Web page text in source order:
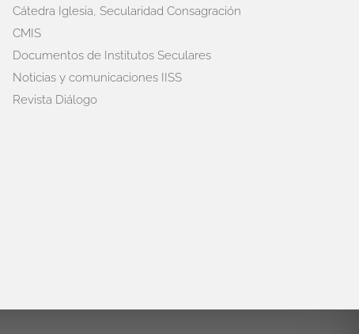
Cátedra Iglesia, Secularidad Consagración
CMIS
Documentos de Institutos Seculares
Noticias y comunicaciones IISS
Revista Diálogo